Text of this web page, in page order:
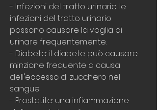
- Infezioni del tratto urinario: le
infezioni del tratto urinario
possono causare la voglia di
urinare frequentemente.
- Diabete: il diabete può causare
minzione frequente a causa
dell'eccesso di zucchero nel
sangue.
- Prostatite: una infiammazione